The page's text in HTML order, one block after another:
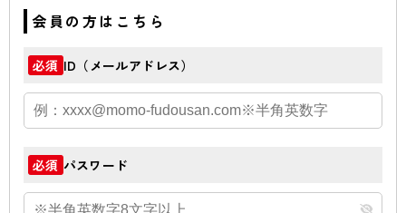
会員の方はこちら
必須 ID（メールアドレス）
必須 パスワード